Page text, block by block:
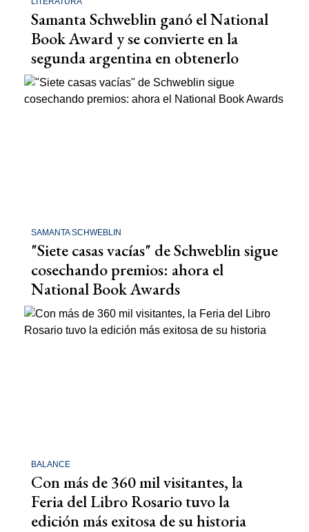
Samanta Schweblin ganó el National
Book Award y se convierte en la
segunda argentina en obtenerlo
SAMANTA SCHWEBLIN
"Siete casas vacías" de Schweblin sigue
cosechando premios: ahora el
National Book Awards
BALANCE
Con más de 360 mil visitantes, la
Feria del Libro Rosario tuvo la
edición más exitosa de su historia